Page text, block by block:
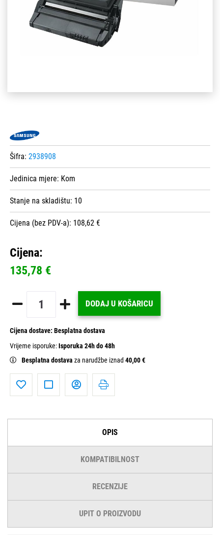
Šifra: 2938908
Jedinica mjere: Kom
Stanje na skladištu: 10
Cijena (bez PDV-a): 108,62 €
Cijena:
135,78 €
DODAJ U KOŠARICU
Cijena dostave: Besplatna dostava
Vrijeme isporuke:Isporuka 24h do 48h
Besplatna dostava za narudžbe iznad 40,00 €
OPIS
KOMPATIBILNOST
RECENZIJE
UPIT O PROIZVODU